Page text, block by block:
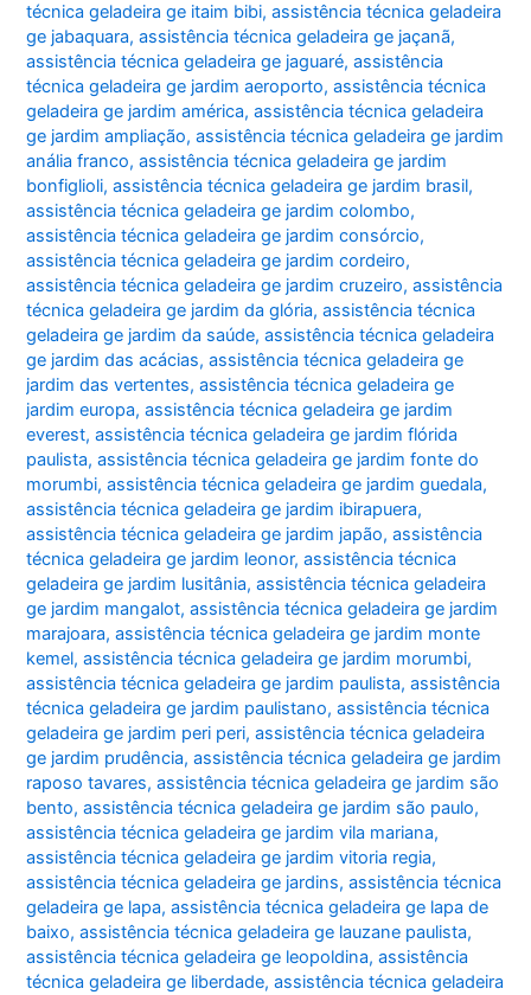
técnica geladeira ge itaim bibi,assistência técnica geladeira
ge jabaquara,assistência técnica geladeira ge jaçanã,
assistência técnica geladeira ge jaguaré,assistência
técnica geladeira ge jardim aeroporto,assistência técnica
geladeira ge jardim américa,assistência técnica geladeira
ge jardim ampliação,assistência técnica geladeira ge jardim
anália franco,assistência técnica geladeira ge jardim
bonfiglioli,assistência técnica geladeira ge jardim brasil,
assistência técnica geladeira ge jardim colombo,
assistência técnica geladeira ge jardim consórcio,
assistência técnica geladeira ge jardim cordeiro,
assistência técnica geladeira ge jardim cruzeiro,assistência
técnica geladeira ge jardim da glória,assistência técnica
geladeira ge jardim da saúde,assistência técnica geladeira
ge jardim das acácias,assistência técnica geladeira ge
jardim das vertentes,assistência técnica geladeira ge
jardim europa,assistência técnica geladeira ge jardim
everest,assistência técnica geladeira ge jardim flórida
paulista,assistência técnica geladeira ge jardim fonte do
morumbi,assistência técnica geladeira ge jardim guedala,
assistência técnica geladeira ge jardim ibirapuera,
assistência técnica geladeira ge jardim japão,assistência
técnica geladeira ge jardim leonor,assistência técnica
geladeira ge jardim lusitânia,assistência técnica geladeira
ge jardim mangalot,assistência técnica geladeira ge jardim
marajoara,assistência técnica geladeira ge jardim monte
kemel,assistência técnica geladeira ge jardim morumbi,
assistência técnica geladeira ge jardim paulista,assistência
técnica geladeira ge jardim paulistano,assistência técnica
geladeira ge jardim peri peri,assistência técnica geladeira
ge jardim prudência,assistência técnica geladeira ge jardim
raposo tavares,assistência técnica geladeira ge jardim são
bento,assistência técnica geladeira ge jardim são paulo,
assistência técnica geladeira ge jardim vila mariana,
assistência técnica geladeira ge jardim vitoria regia,
assistência técnica geladeira ge jardins,assistência técnica
geladeira ge lapa,assistência técnica geladeira ge lapa de
baixo,assistência técnica geladeira ge lauzane paulista,
assistência técnica geladeira ge leopoldina,assistência
técnica geladeira ge liberdade,assistência técnica geladeira